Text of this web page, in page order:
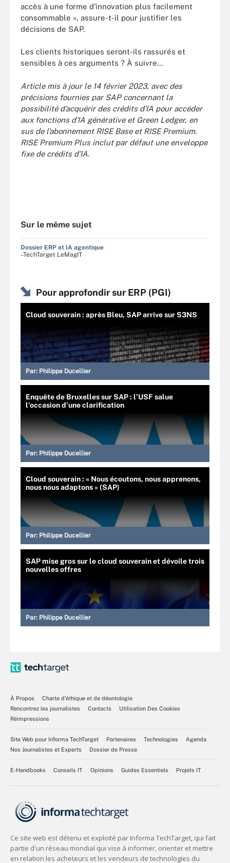
accès à une forme d’innovation plus facilement
consommable », assure-t-il pour justifier les
décisions de SAP.
Les clients historiques seront-ils rassurés et
sensibles à ces arguments ? À suivre…
Article mis à jour le 14 février 2023, avec des
précisions fournies par SAP concernant la
possibilité d’acquérir des crédits d’IA pour accéder
aux fonctions d’IA générative et Green Ledger, en
sus de l’abonnement RISE Base et RISE Premium.
RISE Premium Plus inclut par défaut une enveloppe
fixe de crédits d’IA.
Sur le même sujet
Dossier ERP et IA agentique
–TechTarget LeMagIT
Pour approfondir sur ERP (PGI)
Cloud souverain : après Bleu, SAP arrive sur S3NS
Par: Philippe Ducellier
Enquête de Bruxelles sur SAP : l’USF salue
l’occasion d’une clarification
Par: Philippe Ducellier
Cloud souverain : « Nous écoutons, nous apprenons,
nous nous adaptons » (SAP)
Par: Philippe Ducellier
SAP mise gros sur le cloud souverain et dévoile trois
nouvelles offres
Par: Philippe Ducellier
À Propos
Charte d’éthique et de déontologie
Rencontrez les journalistes
Contacts
Utilisation Des Cookies
Réimpressions
Site Web pour Informa TechTarget Partenaires Technologies
Agenda
Nos Journalistes et Experts
Dossier de Presse
E-Handbooks Conseils IT Opinions Guides Essentiels Projets IT